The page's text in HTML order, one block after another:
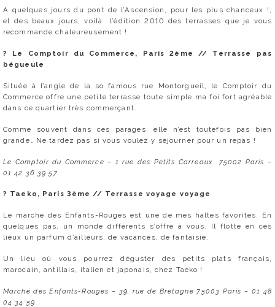
A quelques jours du pont de l’Ascension, pour les plus chanceux !,
et des beaux jours, voilà l’édition 2010 des terrasses que je vous
recommande chaleureusement !
? Le Comptoir du Commerce, Paris 2ème // Terrasse pas
bégueule
Située à l’angle de la so famous rue Montorgueil, le Comptoir du
Commerce offre une petite terrasse toute simple ma foi fort agréable
dans ce quartier très commerçant.
Comme souvent dans ces parages, elle n’est toutefois pas bien
grande… Ne tardez pas si vous voulez y séjourner pour un repas !
Le Comptoir du Commerce – 1 rue des Petits Carreaux 75002 Paris –
01 42 36 39 57
? Taeko, Paris 3ème // Terrasse voyage voyage
Le marché des Enfants-Rouges est une de mes haltes favorites. En
quelques pas, un monde différents s’offre à vous. Il flotte en ces
lieux un parfum d’ailleurs, de vacances, de fantaisie.
Un lieu où vous pourrez déguster des petits plats français,
marocain, antillais, italien et japonais, chez Taeko !
Marché des Enfants-Rouges – 39, rue de Bretagne 75003 Paris – 01 48
04 34 59